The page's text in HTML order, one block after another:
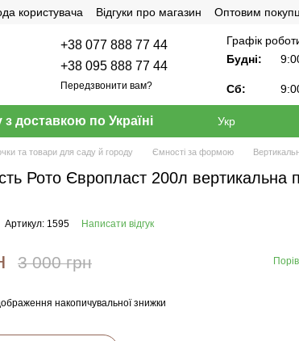
користувача Відгуки про магазин
Оптовим
+38 077 888 77 44
+38 095 888 77 44
Передзвонити вам?
Графік
Будні:
Сб:
доставкою по Україні Укр
та товари для саду й городу Ємності за формою
Рото Європласт 200л вертикальна
Артикул: 1595 Написати відгук
3 000 грн
накопичувальної знижки